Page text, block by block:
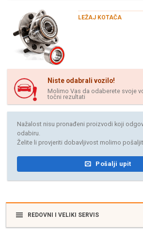
LEŽAJ KOTAČA
Niste odabrali vozilo!
Molimo Vas da odaberete svoje
točni rezultati
Nažalost nisu pronađeni proizvodi koji
odabiru.
Želite li provjeriti dobavljivost molimo
Pošalji upit
REDOVNI I VELIKI SERVIS